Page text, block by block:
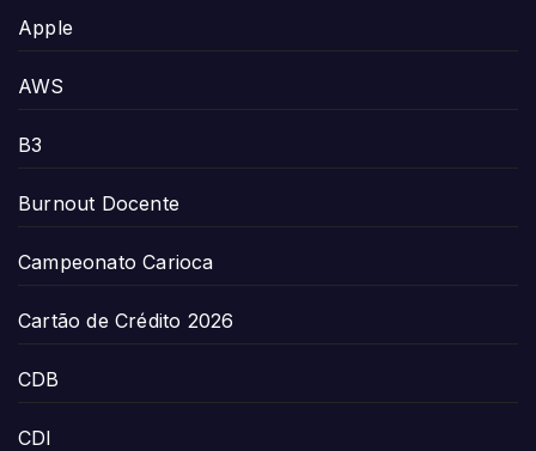
Apple
AWS
B3
Burnout Docente
Campeonato Carioca
Cartão de Crédito 2026
CDB
CDI